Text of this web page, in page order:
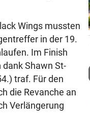
Wings mussten
in der 19.
Im Finish
Shawn St-
traf. Für den
die Revanche an
Verlängerung